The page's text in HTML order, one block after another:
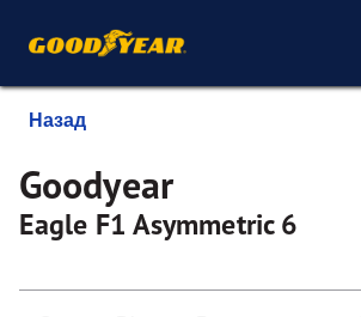
Назад
Goodyear
Eagle F1 Asymmetric 6